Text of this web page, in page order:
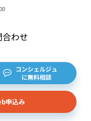
様の個人情報
）弊社と賃貸
および所有者
たは企業、イン
ト等からの査定
不動産所有者
います）の個
情報は、上記
わせ
コンシェルジュ
に無料相談
申込み